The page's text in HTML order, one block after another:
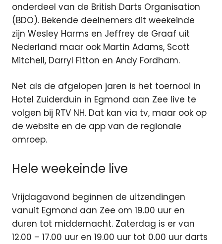
onderdeel van de British Darts Organisation
(BDO). Bekende deelnemers dit weekeinde
zijn Wesley Harms en Jeffrey de Graaf uit
Nederland maar ook Martin Adams, Scott
Mitchell, Darryl Fitton en Andy Fordham.
Net als de afgelopen jaren is het toernooi in
Hotel Zuiderduin in Egmond aan Zee live te
volgen bij RTV NH. Dat kan via tv, maar ook op
de website en de app van de regionale
omroep.
Hele weekeinde live
Vrijdagavond beginnen de uitzendingen
vanuit Egmond aan Zee om 19.00 uur en
duren tot middernacht. Zaterdag is er van
12.00 – 17.00 uur en 19.00 uur tot 0.00 uur darts